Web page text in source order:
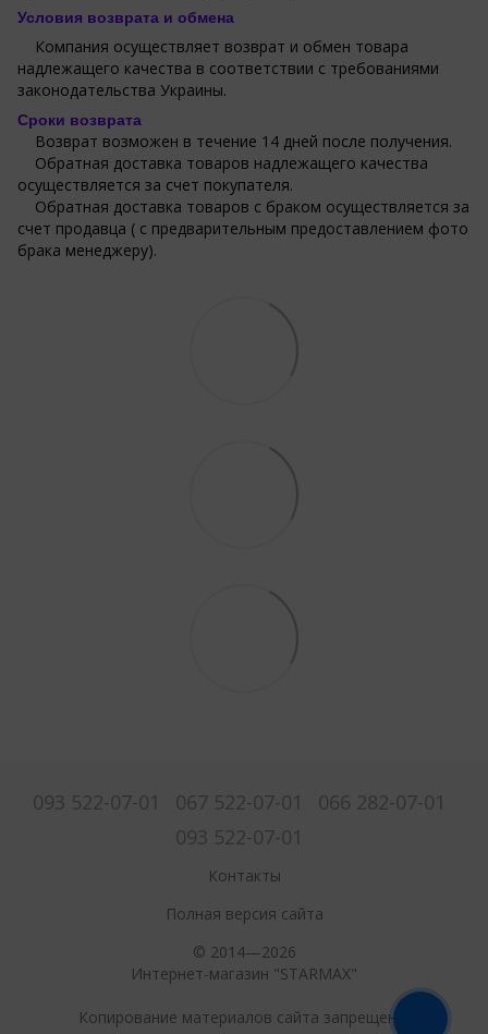
Условия возврата и обмена
Компания осуществляет возврат и обмен товара
надлежащего качества в соответствии с требованиями
законодательства Украины.
Сроки возврата
Возврат возможен в течение 14 дней после получения.
Обратная доставка товаров надлежащего качества
осуществляется за счет покупателя.
Обратная доставка товаров с браком осуществляется за
счет продавца ( с предварительным предоставлением фото
брака менеджеру).
093 522-07-01 067 522-07-01
066 282-07-01
093 522-07-01
Контакты
Полная версия сайта
© 2014—2026
Интернет-магазин "STARMAX"
Копирование материалов сайта запрещено.